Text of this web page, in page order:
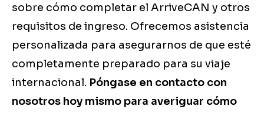
sobre cómo completar el ArriveCAN y otros
requisitos de ingreso. Ofrecemos asistencia
personalizada para asegurarnos de que esté
completamente preparado para su viaje
internacional. Póngase en contacto con
nosotros hoy mismo para averiguar cómo